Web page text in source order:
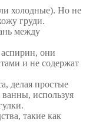
холодные). Но не
груди.
между
они
и не содержат
делая простые
используя
такие как